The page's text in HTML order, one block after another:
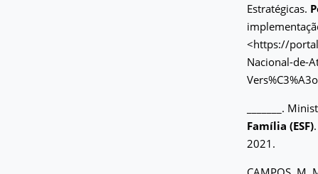
Estratégicas.
<https://
Nacional-de-
_______.
Família (ESF)
2021.